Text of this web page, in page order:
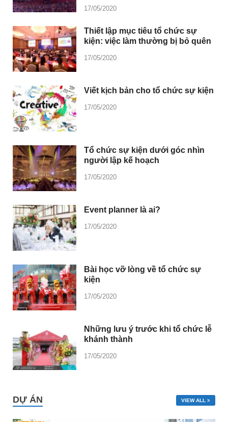
17/05/2020
Thiết lập mục tiêu tổ chức sự
kiện: việc làm thường bị bỏ quên
17/05/2020
Viết kịch bản cho tổ chức sự kiện
17/05/2020
Tổ chức sự kiện dưới góc nhìn
người lập kế hoạch
17/05/2020
Event planner là ai?
17/05/2020
Bài học vỡ lòng về tổ chức sự
kiện
17/05/2020
Những lưu ý trước khi tổ chức lễ
khánh thành
17/05/2020
DỰ ÁN VIEW ALL